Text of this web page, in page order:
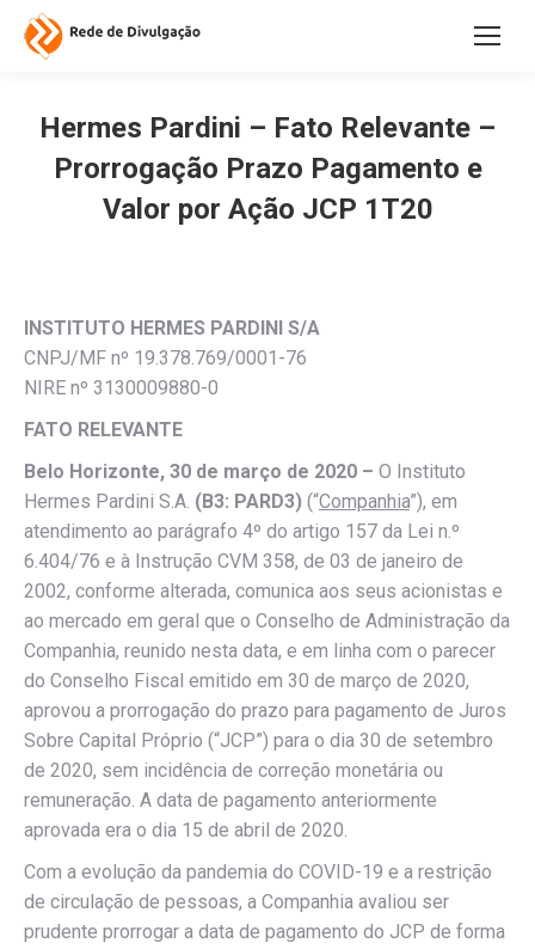
Hermes Pardini – Fato Relevante –
Prorrogação Prazo Pagamento e
Valor por Ação JCP 1T20
INSTITUTO HERMES PARDINI S/A
CNPJ/MF nº 19.378.769/0001-76
NIRE nº 3130009880-0
FATO RELEVANTE
Belo Horizonte, 30 de março de 2020 – O Instituto
Hermes Pardini S.A. (B3: PARD3) (“Companhia”), em
atendimento ao parágrafo 4º do artigo 157 da Lei n.º
6.404/76 e à Instrução CVM 358, de 03 de janeiro de
2002, conforme alterada, comunica aos seus acionistas e
ao mercado em geral que o Conselho de Administração da
Companhia, reunido nesta data, e em linha com o parecer
do Conselho Fiscal emitido em 30 de março de 2020,
aprovou a prorrogação do prazo para pagamento de Juros
Sobre Capital Próprio (“JCP”) para o dia 30 de setembro
de 2020, sem incidência de correção monetária ou
remuneração. A data de pagamento anteriormente
aprovada era o dia 15 de abril de 2020.
Com a evolução da pandemia do COVID-19 e a restrição
de circulação de pessoas, a Companhia avaliou ser
prudente prorrogar a data de pagamento do JCP de forma